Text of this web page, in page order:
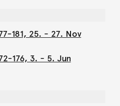
181, 25. - 27. Nov
176, 3. - 5. Jun